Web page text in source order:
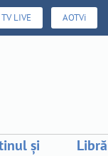
TV LIVE AOTVi
și